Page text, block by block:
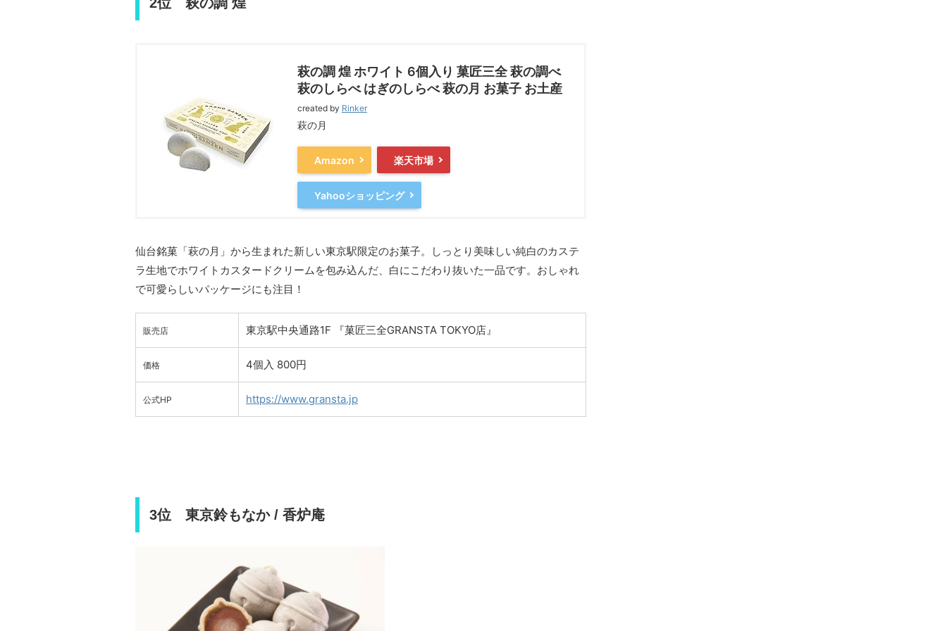
萩の調 煌 ホワイト 6個入り 菓匠三全 萩の調べ
萩のしらべ はぎのしらべ 萩の月 お菓子 お土産
created by Rinker
萩の月
Amazon 楽天市場
Yahooショッピング
仙台銘菓「萩の月」から生まれた新しい東京駅限定のお菓子。しっとり美味しい純白のカステ
ラ生地でホワイトカスタードクリームを包み込んだ、白にこだわり抜いた一品です。おしゃれ
で可愛らしいパッケージにも注目！
販売店 東京駅中央通路1F 『菓匠三全GRANSTA TOKYO店』
価格 4個入 800円
公式HP https://www.gransta.jp
3位 東京鈴もなか / 香炉庵